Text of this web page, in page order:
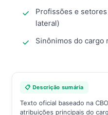
Profissões e
lateral)
Sinônimos do cargo
📋 Descrição sumária
Texto oficial baseado na
atribuições principais do